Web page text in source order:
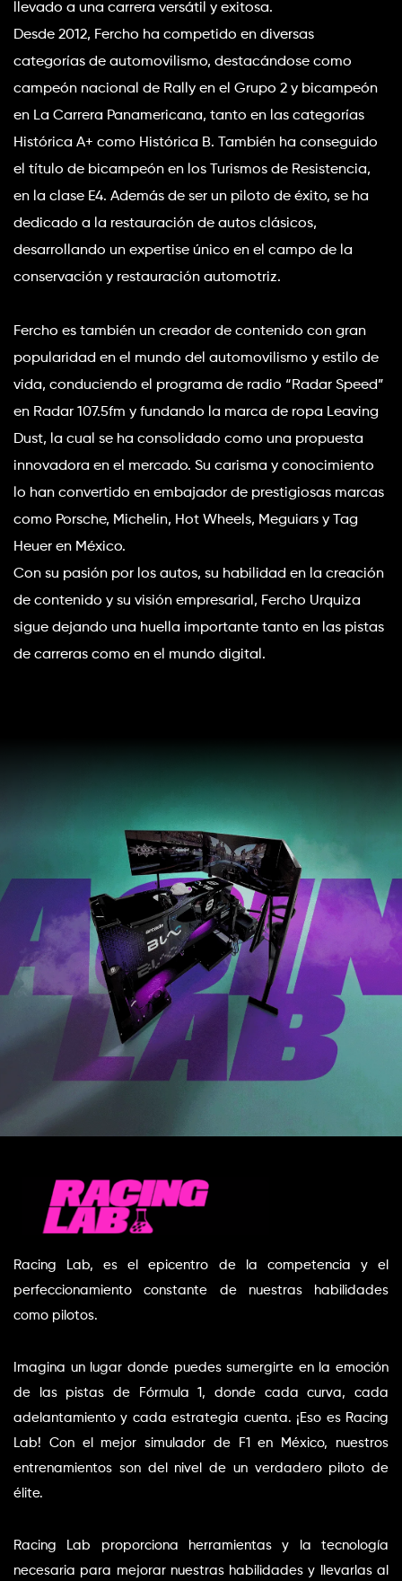
llevado a una carrera versátil y exitosa.
Desde 2012, Fercho ha competido en diversas
categorías de automovilismo, destacándose como
campeón nacional de Rally en el Grupo 2 y bicampeón
en La Carrera Panamericana, tanto en las categorías
Histórica A+ como Histórica B. También ha conseguido
el título de bicampeón en los Turismos de Resistencia,
en la clase E4. Además de ser un piloto de éxito, se ha
dedicado a la restauración de autos clásicos,
desarrollando un expertise único en el campo de la
conservación y restauración automotriz.
Fercho es también un creador de contenido con gran
popularidad en el mundo del automovilismo y estilo de
vida, conduciendo el programa de radio “Radar Speed”
en Radar 107.5fm y fundando la marca de ropa Leaving
Dust, la cual se ha consolidado como una propuesta
innovadora en el mercado. Su carisma y conocimiento
lo han convertido en embajador de prestigiosas marcas
como Porsche, Michelin, Hot Wheels, Meguiars y Tag
Heuer en México.
Con su pasión por los autos, su habilidad en la creación
de contenido y su visión empresarial, Fercho Urquiza
sigue dejando una huella importante tanto en las pistas
de carreras como en el mundo digital.
Racing Lab, es el epicentro de la competencia y el
perfeccionamiento constante de nuestras habilidades
como pilotos.
Imagina un lugar donde puedes sumergirte en la emoción
de las pistas de Fórmula 1, donde cada curva, cada
adelantamiento y cada estrategia cuenta. ¡Eso es Racing
Lab! Con el mejor simulador de F1 en México, nuestros
entrenamientos son del nivel de un verdadero piloto de
élite.
Racing Lab proporciona herramientas y la tecnología
necesaria para mejorar nuestras habilidades y llevarlas al